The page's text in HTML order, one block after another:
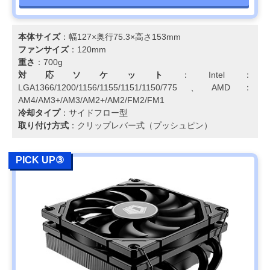
本体サイズ：幅127×奥行75.3×高さ153mm
ファンサイズ：120mm
重さ ：700g
対応ソケット
：Intel：
LGA1366/1200/1156/1155/1151/1150/775、AMD：
AM4/AM3+/AM3/AM2+/AM2/FM2/FM1
冷却タイプ：サイドフロー型
取り付け方式 ：クリップレバー式（プッシュピン）
PICK UP③